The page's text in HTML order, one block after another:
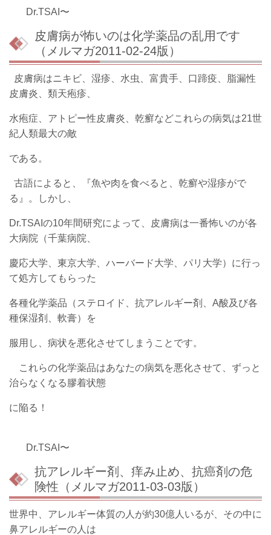
Dr.TSAI〜
皮膚病が怖いのは化学薬品の乱用です
（メルマガ2011-02-24版）
皮膚病はニキビ、湿疹、水虫、富貴手、口蹄疫、脂漏性
皮膚炎、類天疱疹、
水疱症、アトピー性皮膚炎、乾癬などこれらの病気は21世
紀人類最大の敵
である。
古語によると、『魚や肉を食べると、乾癬や湿疹がで
る』。しかし、
Dr.TSAIの10年間研究によって、皮膚病は一番怖いのが各
大病院（千葉病院、
慶応大学、東京大学、ハーバード大学、パリ大学）に行っ
て処方してもらった
各種化学薬品（ステロイド、抗アレルギー剤、A酸及び各
種保湿剤、軟膏）を
服用し、病状を悪化させてしまうことです。
これらの化学薬品はあなたの病気を悪化させて、ずっと
治らなくなる膠着状態
に陥る！
Dr.TSAI〜
抗アレルギー剤、痒み止め、抗癌剤の危
険性（メルマガ2011-03-03版）
世界中、アレルギー体質の人が約30億人いるが、その中に
鼻アレルギーの人は